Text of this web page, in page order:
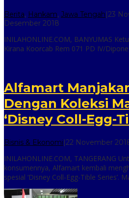
Berita, Hankam, Jawa Tengah|23
Desember 2018
online
INILAHONLINE.COM, BANYUMAS
Kirana Koorcab Rem 071 PD IV/
Alfamart
Dengan Koleksi
‘Disney Coll-Egg-
Bisnis & Ekonomi|22 November
INILAHONLINE.COM, TANGERANG
konsumennya, Alfamart kembali
spesial ‘Disney Coll-Egg-Tible Series’.